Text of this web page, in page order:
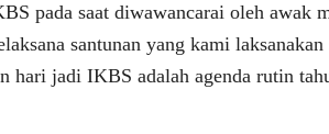
pada saat diwawancarai oleh awak
santunan yang kami
hari jadi IKBS adalah agenda rutin